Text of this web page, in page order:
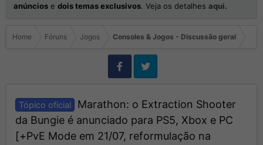
anúncios e dois temas exclusivos. Veja os detalhes aqui.
Home Fóruns Jogos Consoles & Jogos - Discussão geral
Tópico oficial
Marathon: o Extraction Shooter
da Bungie é anunciado para PS5, Xbox e PC
[+PvE Mode em 21/07, reformulação na